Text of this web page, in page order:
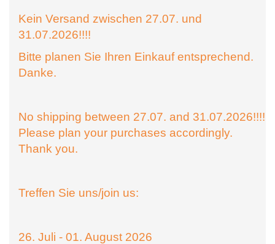
Kein Versand zwischen 27.07. und
31.07.2026!!!!
Bitte planen Sie Ihren Einkauf entsprechend.
Danke.
No shipping between 27.07. and 31.07.2026!!!!
Please plan your purchases accordingly.
Thank you.
Treffen Sie uns/join us:
26. Juli - 01. August 2026